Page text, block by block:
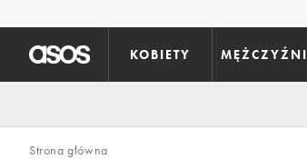
KOBIETY MĘŻCZYŹNI
Strona główna